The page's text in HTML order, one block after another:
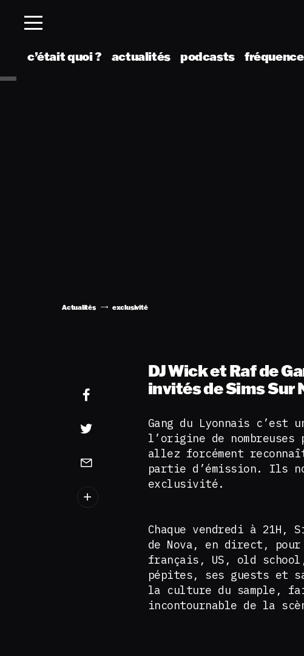
c’était quoi ? actualités podcasts
Actualités exclusivité
DJ Wick et Raf de
invités de Sims Sur
Gang du Lyonnais c’est
l’origine de nombreuses
allez forcément
partie d’émission. Ils
exclusivité.
Chaque vendredi à
de Nova, en direct, pour
français, US, old
pépites, ses guests et
la culture du sample,
incontournable de la